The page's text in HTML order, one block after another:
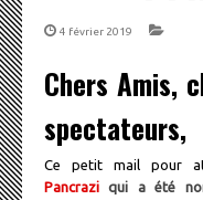
4 février 2019
Chers Amis,
spectateurs,
Ce petit mail pour
Pancrazi qui a été